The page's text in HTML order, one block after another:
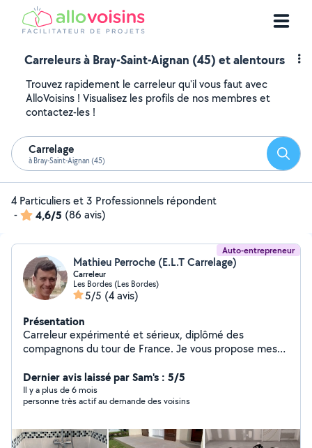
Carreleurs à Bray-Saint-Aignan (45) et alentours
Trouvez rapidement le carreleur qu'il vous faut avec
AlloVoisins ! Visualisez les profils de nos membres et
contactez-les !
Carrelage
à Bray-Saint-Aignan (45)
4 Particuliers et 3 Professionnels répondent
-
4,6/5 (86 avis)
Auto-entrepreneur
Mathieu Perroche (E.L.T Carrelage)
Carreleur
Les Bordes (Les Bordes)
5/5 (4 avis)
Présentation
Carreleur expérimenté et sérieux, diplômé des
compagnons du tour de France. Je vous propose mes
faïence.
Dernier avis laissé par Sam's : 5/5
Il y a plus de 6 mois
personne très actif au demande des voisins